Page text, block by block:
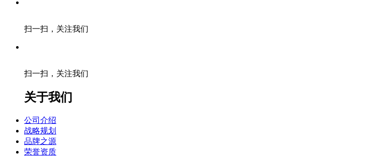
扫一扫，关注我们
扫一扫，关注我们
关于我们
公司介绍
战略规划
品牌之源
荣誉资质